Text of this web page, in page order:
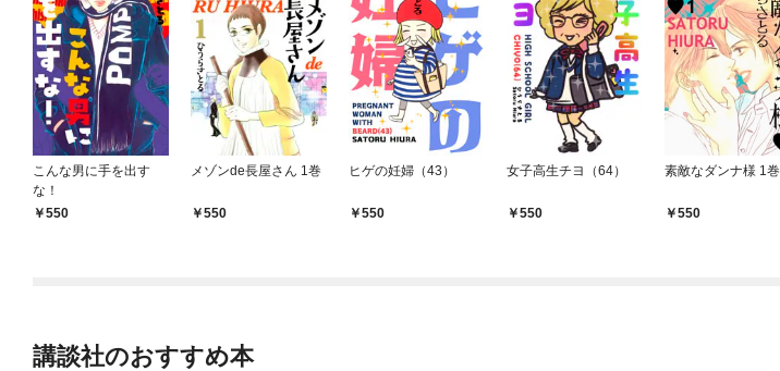
こんな男に手を出す
な！
550
メゾンde長屋さん 1巻
550
ヒゲの妊婦（43）
550
女子高生チヨ（64）
550
素敵なダンナ様 1巻
550
講談社のおすすめ本